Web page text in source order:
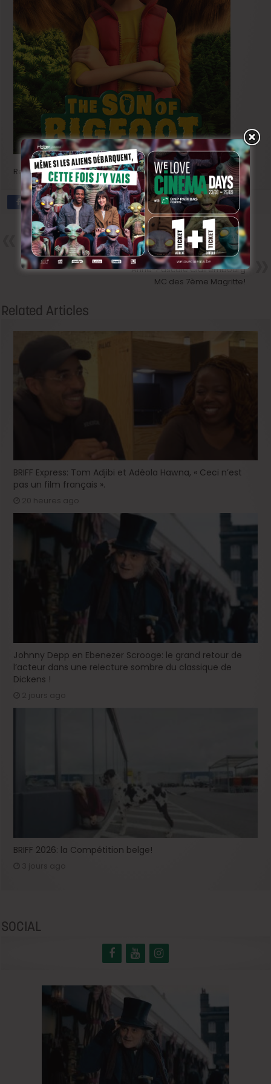
Rendez-vous sur les écrans dès l’année prochaine!
Précedent
5 minutes avec… Yoann Blanc
Next
Anne-Pascale Clairembourg
MC des 7ème Magritte!
Related Articles
BRIFF Express: Tom Adjibi et Adéola Hawna, « Ceci n’est
pas un film français ».
20 heures ago
Johnny Depp en Ebenezer Scrooge: le grand retour de
l’acteur dans une relecture sombre du classique de
Dickens !
2 jours ago
BRIFF 2026: la Compétition belge!
SOCIAL